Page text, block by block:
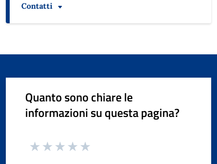
Contatti
Quanto sono chiare le
informazioni su questa pagina?